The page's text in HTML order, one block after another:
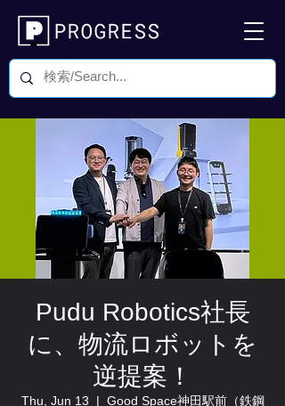
Pudu Robotics社長
に、物流ロボットを
逆提案！
Thu, Jun 13
  |
Good Space神田駅前（鉄鋼